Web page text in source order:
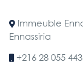
Immeuble
Ennassiria
+216 28 055 443